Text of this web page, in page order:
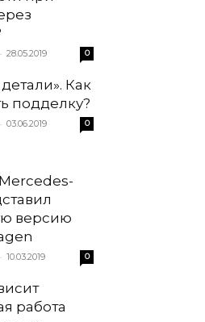
- 28.05.2019 0
Как
подделку?
- 03.06.2019 0
версию
- 10.03.2019 0
работа